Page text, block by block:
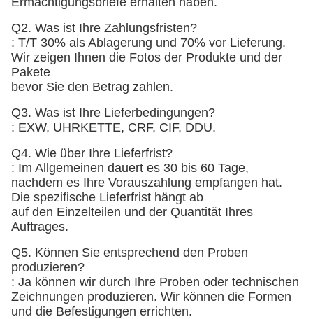
Q2. Was ist Ihre Zahlungsfristen?
: T/T 30% als Ablagerung und 70% vor Lieferung.
Wir zeigen Ihnen die Fotos der Produkte und der
Pakete
bevor Sie den Betrag zahlen.
Q3. Was ist Ihre Lieferbedingungen?
: EXW, UHRKETTE, CRF, CIF, DDU.
Q4. Wie über Ihre Lieferfrist?
: Im Allgemeinen dauert es 30 bis 60 Tage,
nachdem es Ihre Vorauszahlung empfangen hat.
Die spezifische Lieferfrist hängt ab
auf den Einzelteilen und der Quantität Ihres
Auftrages.
Q5. Können Sie entsprechend den Proben
produzieren?
: Ja können wir durch Ihre Proben oder technischen
Zeichnungen produzieren. Wir können die Formen
und die Befestigungen errichten.